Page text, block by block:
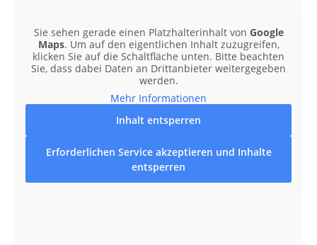
Sie sehen gerade einen Platzhalterinhalt von Google
Maps. Um auf den eigentlichen Inhalt zuzugreifen,
klicken Sie auf die Schaltfläche unten. Bitte beachten
Sie, dass dabei Daten an Drittanbieter weitergegeben
werden.
Mehr Informationen
Inhalt entsperren
Erforderlichen Service akzeptieren und Inhalte
entsperren